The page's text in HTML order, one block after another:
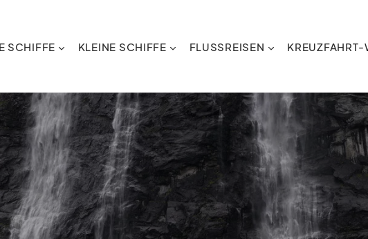
SCHIFFE KLEINE SCHIFFE FLUSSREISEN KREUZFAHRT-